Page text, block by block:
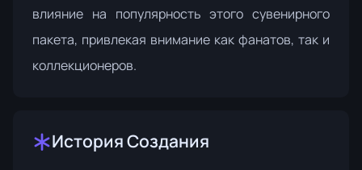
влияние на популярность этого сувенирного
пакета, привлекая внимание как фанатов, так и
коллекционеров.
История Создания